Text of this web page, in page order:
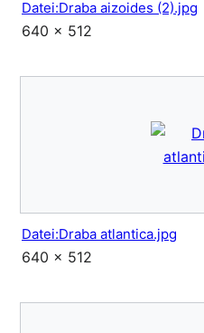
Datei:Draba aizoides (2).jpg
640 × 512
Datei:Draba atlantica.jpg
640 × 512